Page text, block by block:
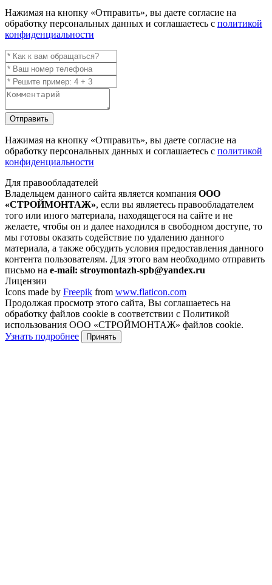
Нажимая на кнопку «Отправить», вы даете согласие на
обработку персональных данных и соглашаетесь с политикой
конфиденциальности
Отправить
Нажимая на кнопку «Отправить», вы даете согласие на
обработку персональных данных и соглашаетесь с политикой
конфиденциальности
Для правообладателей
Владельцем данного сайта является компания ООО
«СТРОЙМОНТАЖ», если вы являетесь правообладателем
того или иного материала, находящегося на сайте и не
желаете, чтобы он и далее находился в свободном доступе, то
мы готовы оказать содействие по удалению данного
материала, а также обсудить условия предоставления данного
контента пользователям. Для этого вам необходимо отправить
письмо на e-mail: stroymontazh-spb@yandex.ru
Лицензии
Icons made by Freepik from www.flaticon.com
Продолжая просмотр этого сайта, Вы соглашаетесь на
обработку файлов cookie в соответствии с Политикой
использования ООО «СТРОЙМОНТАЖ» файлов cookie.
Узнать подробнее
Принять